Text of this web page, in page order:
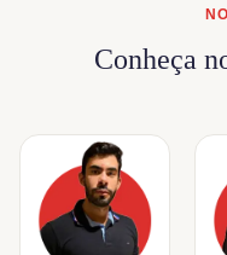
Conheça